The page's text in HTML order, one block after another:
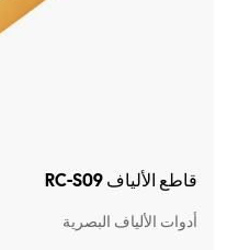
طقم تنظيف الألياف الضوئية RC-CK01
أدوات الألياف البصرية